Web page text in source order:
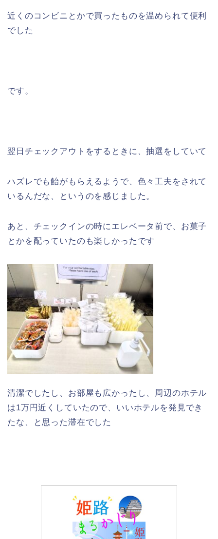
近くのコンビニとかで買ったものを温められて便利
でした
です。
翌日チェックアウトをするときに、抽選をしていて
ハズレでも飴がもらえるようで、色々工夫をされて
いるんだな、というのを感じました。
あと、チェックインの時にエレベータ前で、お菓子
とかを配っていたのも楽しかったです
清潔でしたし、お部屋も広かったし、周辺のホテル
は1万円近くしていたので、いいホテルを発見でき
たな、と思った滞在でした